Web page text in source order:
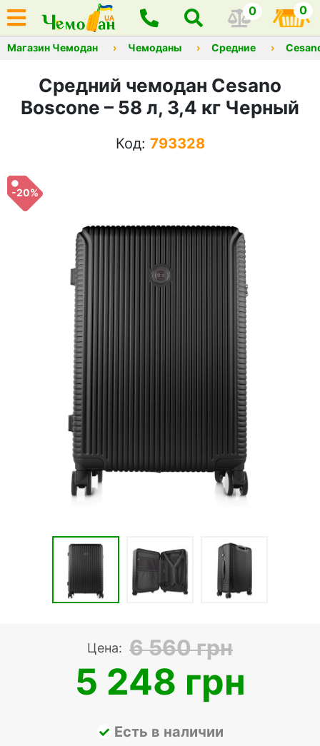
0 0
Магазин Чемодан Чемоданы Средние
Средний чемодан Cesano
Boscone – 58 л, 3,4 кг Черный
Код: 793328
-20%
Цена: 6 560 грн
5 248 грн
Есть в наличии